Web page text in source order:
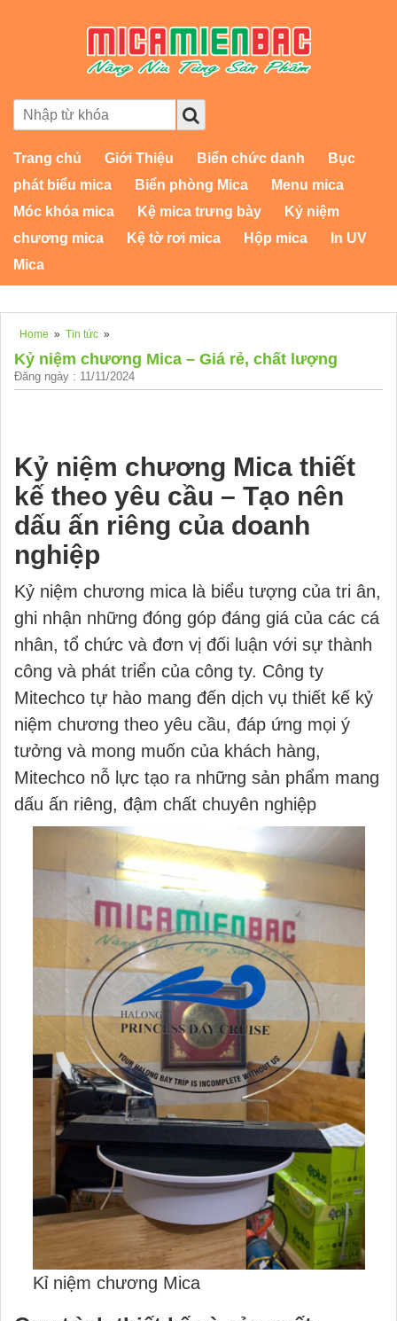
Trang chủ Giới Thiệu Biển chức danh
Bục
phát biểu mica
Biển phòng Mica
Menu mica
Móc khóa mica
Kệ mica trưng bày
Kỷ niệm
chương mica
Kệ tờ rơi mica Hộp mica
In UV
Mica
Home » Tin tức »
Kỷ niệm chương Mica – Giá rẻ, chất lượng
Đăng ngày : 11/11/2024
Kỷ niệm chương Mica thiết
kế theo yêu cầu – Tạo nên
dấu ấn riêng của doanh
nghiệp
Kỷ niệm chương mica là biểu tượng của tri ân,
ghi nhận những đóng góp đáng giá của các cá
nhân, tổ chức và đơn vị đối luận với sự thành
công và phát triển của công ty. Công ty
Mitechco tự hào mang đến dịch vụ thiết kế kỷ
niệm chương theo yêu cầu, đáp ứng mọi ý
tưởng và mong muốn của khách hàng,
Mitechco nỗ lực tạo ra những sản phẩm mang
dấu ấn riêng, đậm chất chuyên nghiệp
Kỉ niệm chương Mica